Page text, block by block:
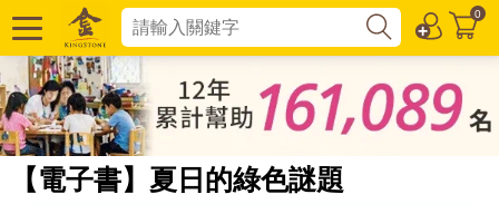
0
【電子書】夏日的綠色謎題